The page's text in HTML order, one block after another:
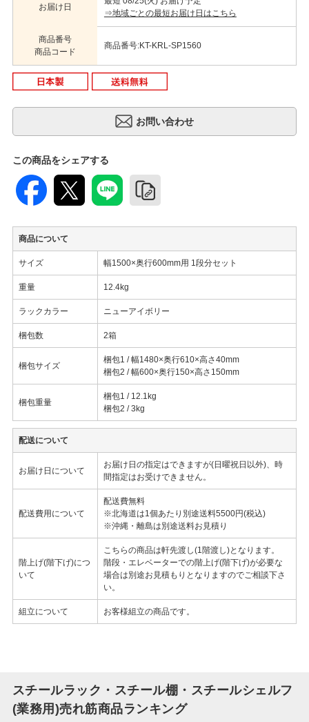
お届け日
⇒地域ごとの最短お届け日はこちら
商品番号
商品コード
商品番号:KT-KRL-SP1560
この商品をシェアする
商品について
サイズ 幅1500×奥行600mm用 1段分セット
重量 12.4kg
ラックカラー ニューアイボリー
梱包数 2箱
梱包サイズ
梱包1 / 幅1480×奥行610×高さ40mm
梱包2 / 幅600×奥行150×高さ150mm
梱包重量
梱包1 / 12.1kg
梱包2 / 3kg
配送について
お届け日について
お届け日の指定はできますが(日曜祝日以外)、時
間指定はお受けできません。
配送費用について
配送費無料
※北海道は1個あたり別途送料5500円(税込)
※沖縄・離島は別途送料お見積り
階上げ(階下げ)につ
いて
こちらの商品は軒先渡し(1階渡し)となります。
階段・エレベーターでの階上げ(階下げ)が必要な
場合は別途お見積もりとなりますのでご相談下さ
い。
組立について お客様組立の商品です。
スチールラック・スチール棚・スチールシェルフ
(業務用)売れ筋商品ランキング